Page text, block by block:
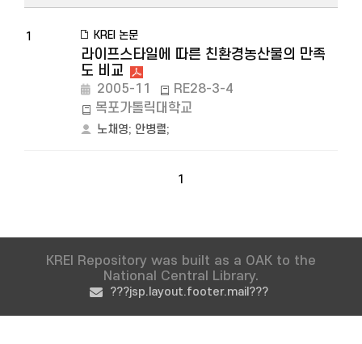
1 KREI 논문
라이프스타일에 따른 친환경농산물의 만족
도 비교
2005-11
RE28-3-4
목포가톨릭대학교
노채영; 안병렬;
1
KREI Repository was built as a OAK to the
National Central Library.
???jsp.layout.footer.mail???